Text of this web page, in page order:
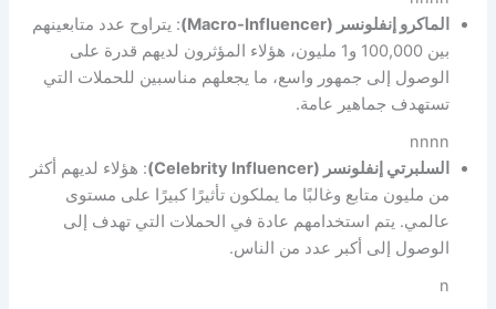
الماكرو إنفلونسر (Macro-Influencer)
: يتراوح عدد متابعينهم
بين 100,000 و1 مليون، هؤلاء المؤثرون لديهم قدرة على
الوصول إلى جمهور واسع، ما يجعلهم مناسبين للحملات التي
تستهدف جماهير عامة.
nnnn
السلبرتي إنفلونسر (Celebrity Influencer)
: هؤلاء لديهم أكثر
من مليون متابع وغالبًا ما يملكون تأثيرًا كبيرًا على مستوى
عالمي. يتم استخدامهم عادة في الحملات التي تهدف إلى
الوصول إلى أكبر عدد من الناس.
n